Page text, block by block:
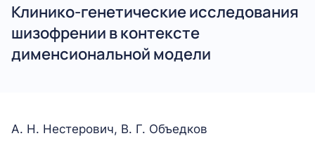
Клинико-генетические исследования
шизофрении в контексте
дименсиональной модели
А. Н. Нестерович, В. Г. Объедков